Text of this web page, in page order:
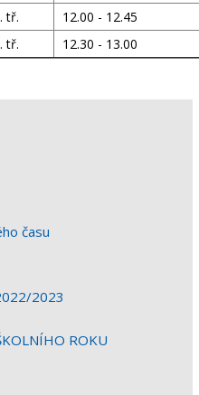
tř.
12.00 - 12.45
. tř. 12.30 - 13.00
času
2023
ROKU